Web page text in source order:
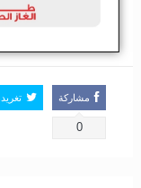
المالية ..ويشغل عبد
مشاركة
0